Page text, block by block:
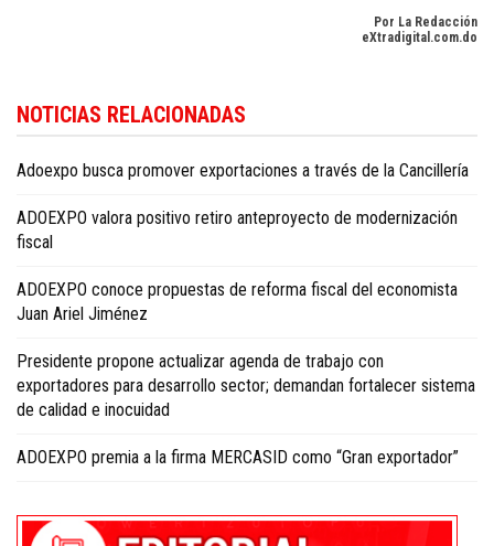
Por La Redacción
eXtradigital.com.do
business news in English.
NOTICIAS RELACIONADAS
Adoexpo busca promover exportaciones a través de la Cancillería
ADOEXPO valora positivo retiro anteproyecto de modernización
fiscal
ADOEXPO conoce propuestas de reforma fiscal del economista
Juan Ariel Jiménez
Presidente propone actualizar agenda de trabajo con
exportadores para desarrollo sector; demandan fortalecer sistema
de calidad e inocuidad
ADOEXPO premia a la firma MERCASID como “Gran exportador”